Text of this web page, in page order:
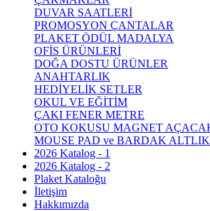
DUVAR SAATLERİ
PROMOSYON ÇANTALAR
PLAKET ÖDÜL MADALYA
OFİS ÜRÜNLERİ
DOĞA DOSTU ÜRÜNLER
ANAHTARLIK
HEDİYELİK SETLER
OKUL VE EĞİTİM
ÇAKI FENER METRE
OTO KOKUSU MAGNET
MOUSE PAD ve BARDAK
2026 Katalog - 1
2026 Katalog - 2
Plaket Kataloğu
İletişim
Hakkımızda